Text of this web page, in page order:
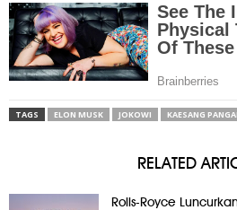
TAGS ELON MUSK JOKOWI KAESANG
RELATED
Rolls-Royce